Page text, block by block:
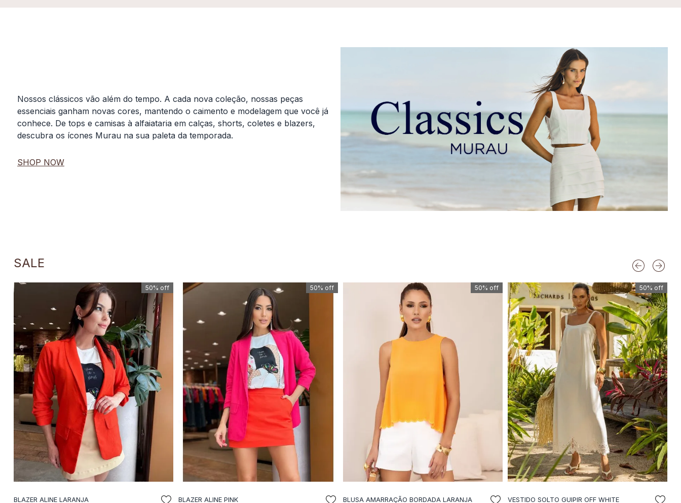
Nossos clássicos vão além do tempo. A cada nova coleção, nossas peças
essenciais ganham novas cores, mantendo o caimento e modelagem que você já
conhece. De tops e camisas à alfaiataria em calças, shorts, coletes e blazers,
descubra os ícones Murau na sua paleta da temporada.
SHOP NOW
SALE
50% off
ADICIONAR A SACOLA
BLAZER ALINE LARANJA
50% off
ADICIONAR A SACOLA
BLAZER ALINE PINK
50% off
ADICIONAR A SACOLA
BLUSA AMARRAÇÃO BORDADA LARANJA
50% off
ADICIONAR A SACOLA
VESTIDO SOLTO GUIPIR OFF WHITE